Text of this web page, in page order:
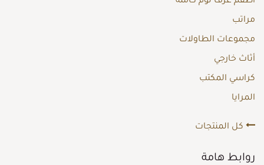
مراتب
مجموعات الطاولات
أثاث خارجي
كراسي المكتب
المرايا
كل المنتجات
روابط هامة